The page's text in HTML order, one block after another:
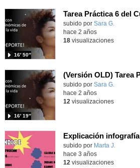
Contenido educativo.
subido por Sara G.
16′ 50″
hace 2 años
18visualizaciones
Contenido educativo.
subido por Sara G.
16′ 19″
hace 2 años
12 visualizaciones
Explicación infografía
Contenido educativo.
subido por Marta J.
hace 3 años
12 visualizaciones